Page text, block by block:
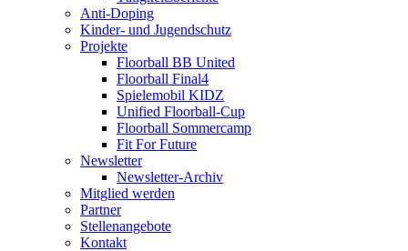
Anti-Doping
Kinder- und Jugendschutz
Projekte
Floorball BB United
Floorball Final4
Spielemobil KIDZ
Unified Floorball-Cup
Floorball Sommercamp
Fit For Future
Newsletter
Newsletter-Archiv
Mitglied werden
Partner
Stellenangebote
Kontakt